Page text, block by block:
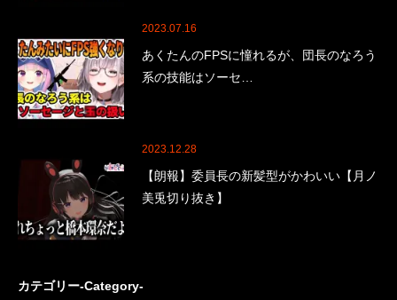
2023.07.16
あくたんのFPSに憧れるが、団長のなろう
系の技能はソーセ…
2023.12.28
【朗報】委員長の新髪型がかわいい【月ノ
美兎切り抜き】
カテゴリー-Category-